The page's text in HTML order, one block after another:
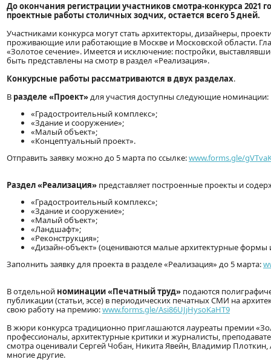
До окончания регистрации участников смотра-конкурса
проектные работы столичных зодчих, остается всего 5 дней.
Участниками конкурса могут стать архитекторы, дизайнеры,
проживающие или работающие в Москве и Московской области.
«Золотое сечение». Имеется и исключение: постройки,
быть представлены на смотр в раздел «Реализация».
Конкурсные работы рассматриваются в двух разделах.
В разделе «Проект»для участия доступны следующие номинации:
«Градостроительный комплекс»;
«Здание и сооружение»;
«Малый объект»;
«Концептуальный проект».
Отправить заявку можно до 5 марта по ссылке:www.forms.gle/
Раздел «Реализация» представляет построенные проекты и
«Градостроительный комплекс»;
«Здание и сооружение»;
«Малый объект»;
«Ландшафт»;
«Реконструкция»;
«Дизайн-объект» (оцениваются малые архитектурные формы
Заполнить заявку для проекта в разделе «Реализация» до 5 марта:
В отдельной номинации «Печатный труд» подаются
публикации (статьи, эссе) в периодических печатных СМИ на
свою работу на премию:www.forms.gle/Asi86UJjHysoKaHT9
В жюри конкурса традиционно приглашаются лауреаты премии
профессионалы, архитектурные критики и журналисты,
смотра оценивали Сергей Чобан, Никита Явейн, Владимир
многие другие.